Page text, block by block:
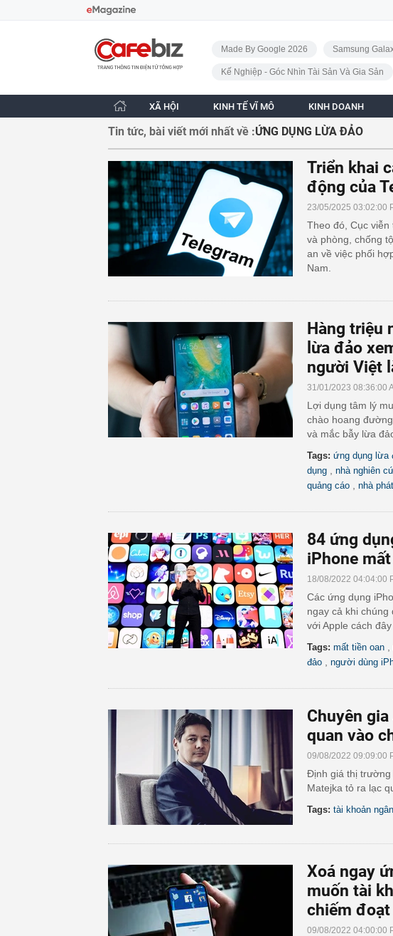
CafeBiz - Trang chủ
Made By Google 2026
Samsung
Kế Nghiệp - Góc Nhìn Tài Sản Và Gia Sản
XÃ HỘI KINH TẾ VĨ MÔ KINH DOANH
Tin tức, bài viết mới nhất về :ỨNG DỤNG LỪA ĐẢO
Triển khai
động của
23/05/2025 03:02:00
Theo đó, Cục
và phòng, chống
an về việc phối
Nam.
Hàng triệu
lừa đảo
người Việt
31/01/2023 08:36:00
Lợi dụng tâm lý
chào hoang
và mắc bẫy lừa
Tags: ứng dụng lừa
dụng
nhà nghiên
quảng cáo
nhà
84 ứng
iPhone
18/08/2022 04:04:00
Các ứng dụng
ngay cả khi
với Apple cách
Tags: mất tiền oan
đảo
người dùng
Chuyên
quan vào
09/08/2022 09:09:00
Định giá thị trường
Matejka tỏ ra lạc
Tags: tài khoản
Xoá ngay
muốn tài
chiếm đoạt
09/08/2022 04:00:00